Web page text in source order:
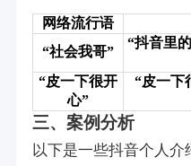
网络流行语
“社会我哥”
“抖音里
“皮一下很开
心”
“皮一下
三、案例分析
以下是一些抖音个人介